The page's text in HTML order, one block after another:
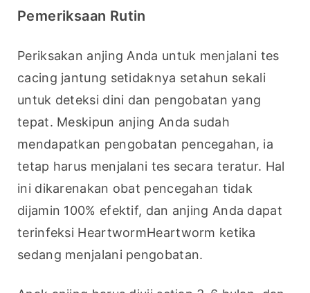
Pemeriksaan Rutin
Periksakan anjing Anda untuk menjalani tes
cacing jantung setidaknya setahun sekali
untuk deteksi dini dan pengobatan yang
tepat. Meskipun anjing Anda sudah
mendapatkan pengobatan pencegahan, ia
tetap harus menjalani tes secara teratur. Hal
ini dikarenakan obat pencegahan tidak
dijamin 100% efektif, dan anjing Anda dapat
terinfeksi HeartwormHeartworm ketika
sedang menjalani pengobatan.